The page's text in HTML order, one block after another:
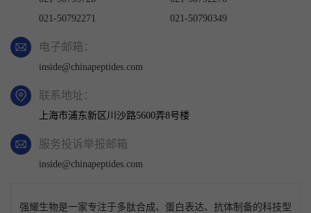
021-50792271
021-50790349
电子邮箱：
inside@chinapeptides.com
联系地址：
上海市浦东新区川沙路5600弄8号楼
服务投诉举报邮箱
inside@chinapeptides.com
强耀生物是一家专注于多肽合成、蛋白表达、抗体制备的科技型